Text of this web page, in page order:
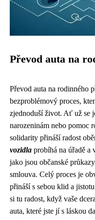
Převod auta na
Převod auta na rodinného
bezproblémový proces,
zjednoduší život. Ať už se
narozeninám nebo pomoc
solidarity přináší radost
vozidla probíhá na úřadě a
jako jsou občanské
smlouva. Celý proces je
přináší s sebou klid a
si tu radost, když vaše
auta, které jste jí s láskou